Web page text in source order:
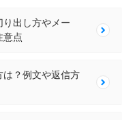
出し方やメー
意点
は？例文や返信方